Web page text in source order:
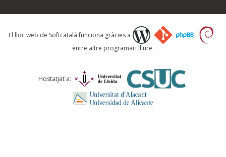
Què proposeu?
Comentari *
El lloc web de Softcatalà funciona gràcies a
entre altre programari lliure.
Hostatjat a: